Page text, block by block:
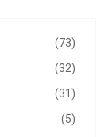
(73)
(32)
(31)
(5)